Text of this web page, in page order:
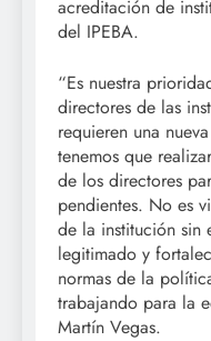
acreditación de
del IPEBA.
“Es nuestra
directores de las
requieren una
tenemos que
de los directores
pendientes. No es
de la institución sin
legitimado y
normas de la
trabajando para la
Martín Vegas.